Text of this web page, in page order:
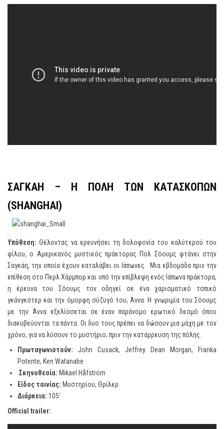
ΣΑΓΚΑΗ – Η ΠΟΛΗ ΤΩΝ ΚΑΤΑΣΚΟΠΩΝ
(SHANGHAI)
Υπόθεση: Θέλοντας να ερευνήσει τη δολοφονία του καλύτερού του
φίλου, ο Αμερικανός μυστικός πράκτορας Πολ Σόουμς φτάνει στην
Σαγκάη, την οποία έχουν καταλάβει οι Ιάπωνες. Μια εβδομάδα πριν την
επίθεση στο Περλ Χάρμπορ και υπό την επίβλεψη ενός Ιάπωνα πράκτορα,
η έρευνα του Σόουμς τον οδηγεί σε ένα χαρισματικό τοπικό
γκάνγκστερ και την όμορφη σύζυγό του, Άννα. Η γνωριμία του Σόουμς
με την Άννα εξελίσσεται σε έναν παράνομο ερωτικό δεσμό όπου
διακυβεύονται τα πάντα. Οι δυο τους πρέπει να δώσουν μια μάχη με τον
χρόνο, για να λύσουν το μυστήριο, πριν την κατάρρευση της πόλης.
Πρωταγωνιστούν: John Cusack, Jeffrey Dean Morgan, Franka
Potente, Ken Watanabe
Σκηνοθεσία: Mikael Håfström
Είδος ταινίας: Μυστηρίου, Θρίλερ
Διάρκεια: 105′
Official trailer: